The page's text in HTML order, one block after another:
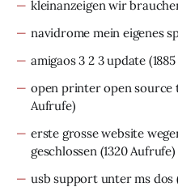
kleinanzeigen wir
navidrome mein eigenes
amigaos 3 2 3 update
open printer open
Aufrufe)
erste grosse website
geschlossen (1320 Aufrufe)
usb support unter ms dos